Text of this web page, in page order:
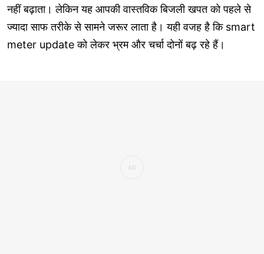
नहीं बढ़ाता। लेकिन यह आपकी वास्तविक बिजली खपत को पहले से
ज्यादा साफ तरीके से सामने जरूर लाता है। यही वजह है कि smart
meter update को लेकर भ्रम और चर्चा दोनों बढ़ रहे हैं।